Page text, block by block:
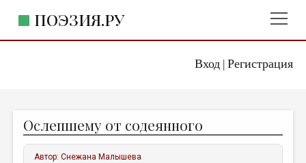
Вход| Регистрация
ПОЭЗИЯ.РУ
ЖАНРЫ
АВТОРЫ
Ослепшему от содеянного
Автор:Снежана Малышева